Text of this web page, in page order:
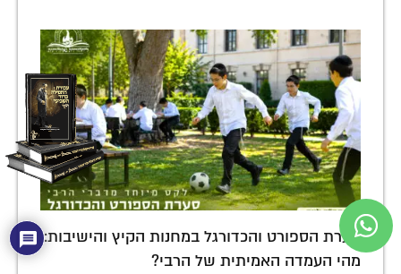
סערת הספורט והכדורגל במחנות הקיץ והישיבות:
מהי העמדה האמיתית של הרבי?